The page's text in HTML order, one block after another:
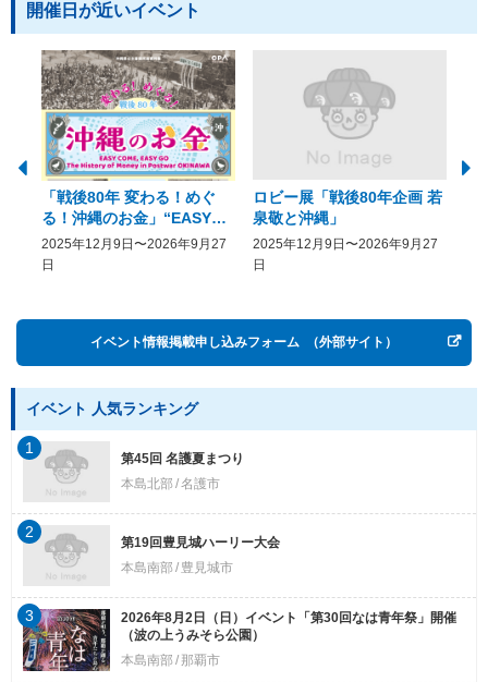
開催日が近いイベント
「戦後80年 変わる！めぐ
る！沖縄のお金」“EASY
COME, EASY GO － The
History of Money in
2025年12月9日〜2026年9月27
日
ロビー展「戦後80年企画 若
泉敬と沖縄」
2025年12月9日〜2026年9月27
日
イベント情報掲載申し込みフォーム （外部サイト）
イベント 人気ランキング
第45回 名護夏まつり
本島北部 名護市
1
第19回豊見城ハーリー大会
本島南部
豊見城市
2
2026年8月2日（日）イベント「第30回なは青年祭」開催
（波の上うみそら公園）
本島南部
那覇市
3